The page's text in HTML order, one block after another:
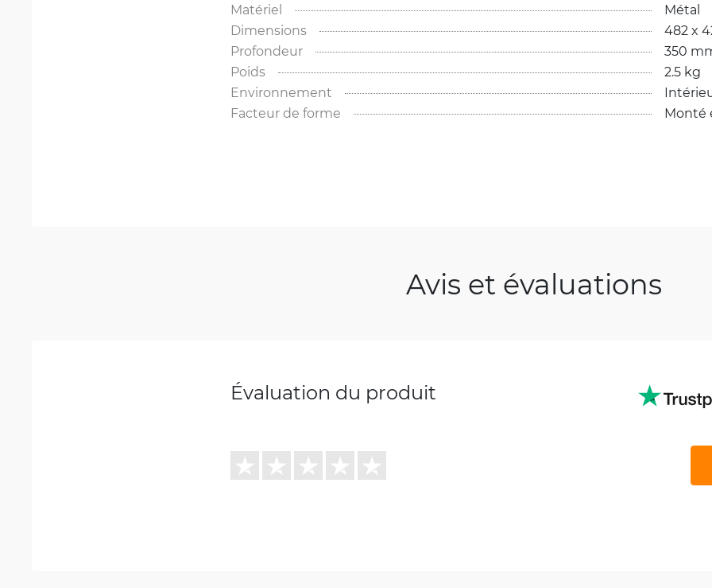
Matériel
Métal
Dimensions
482 x
Profondeur
350
Poids
2.5 kg
Environnement
Facteur de forme
Monté
Avis et évaluations
Évaluation du produit